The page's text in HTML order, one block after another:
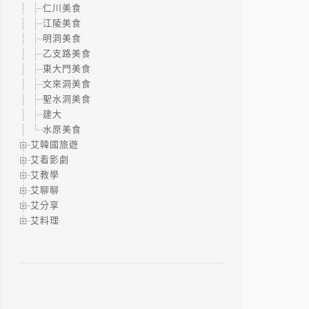
仁川美食
江陵美食
明洞美食
乙支路美食
東大門美食
文來洞美食
聖水洞美食
建大
水原美食
艾韓國旅遊
艾看影劇
艾教學
艾聊聊
艾分享
艾料理